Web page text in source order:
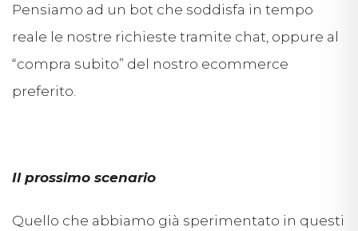
Pensiamo ad un bot che soddisfa in tempo
reale le nostre richieste tramite chat, oppure al
“compra subito” del nostro ecommerce
preferito.
Il prossimo scenario
Quello che abbiamo già sperimentato in questi